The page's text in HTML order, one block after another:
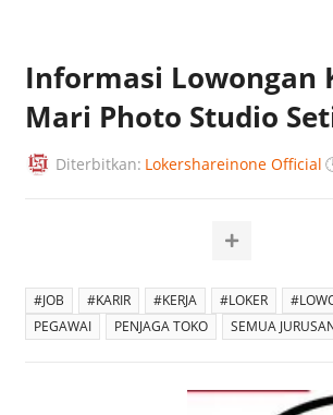
Informasi Lowongan
Mari Photo Studio
Diterbitkan: Lokershareinone Official
#JOB #KARIR #KERJA #LOKER
PEGAWAI
PENJAGA TOKO SEMUA